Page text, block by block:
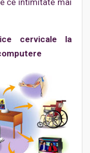
ce intimitate mai
cervicale la